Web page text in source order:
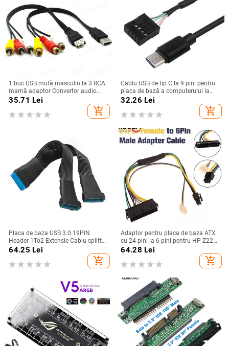
1 buc USB mufă masculin la 3 RCA
mamă adaptor Convertor audio
Video AV Cablu A/V Cablu USB la
RCA pentru HDTV TV cablu de
sârmă
35.71 Lei
add_shopping_cart
Cablu USB de tip C la 9 pini pentru
placa de bază a computerului la
ecranul secundar USBC, ecranul
32.26 Lei
add_shopping_cart
Placa de baza USB 3.0 19PIN
Header 1To2 Extensie Cablu splitter
19Pin 20Pin Extensie internă
Header Cablu adaptor 15Cm
64.25 Lei
add_shopping_cart
Adaptor pentru placa de baza ATX
cu 24 pini la 6 pini pentru HP Z220
Z230 SFF MT TWR seria 4000 6005
8300 ProDesk 600 G1 EliteDesk 800
64.28 Lei
add_shopping_cart